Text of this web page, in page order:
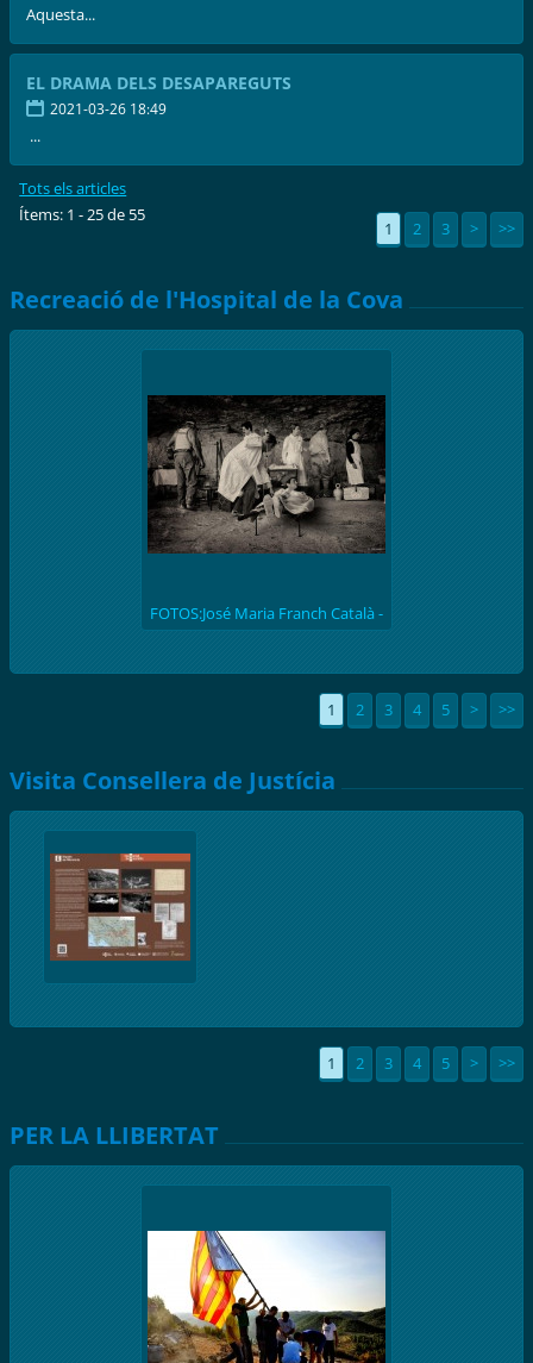
Aquesta...
EL DRAMA DELS DESAPAREGUTS
2021-03-26 18:49
...
Tots els articles
Ítems: 1 - 25 de 55
1 2 3 > >>
Recreació de l'Hospital de la Cova
FOTOS:José Maria Franch Català -
1
2 3 4 5 > >>
Visita Consellera de Justícia
1 2 3 4 5 > >>
PER LA LLIBERTAT